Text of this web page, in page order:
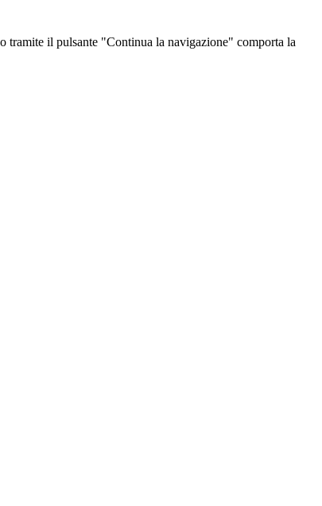
tramite il pulsante "Continua la navigazione" comporta la